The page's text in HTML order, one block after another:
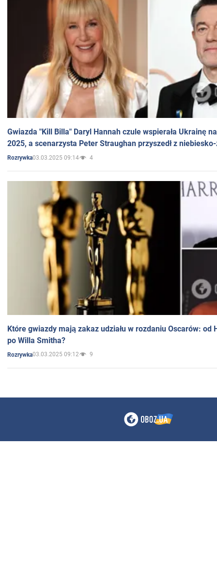
Gwiazda "Kill Billa" Daryl Hannah czule wspierała Ukrainę
2025, a scenarzysta Peter Straughan przyszedł z
Rozrywka03.03.2025 09:14 4
Które gwiazdy mają zakaz udziału w rozdaniu Oscarów: od
po Willa Smitha?
Rozrywka03.03.2025 09:12 9